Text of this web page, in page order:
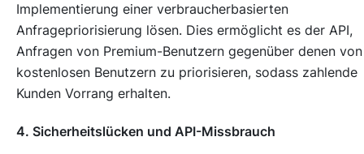
Implementierung einer verbraucherbasierten
Anfragepriorisierung lösen. Dies ermöglicht es der API,
Anfragen von Premium-Benutzern gegenüber denen von
kostenlosen Benutzern zu priorisieren, sodass zahlende
Kunden Vorrang erhalten.
4. Sicherheitslücken und API-Missbrauch